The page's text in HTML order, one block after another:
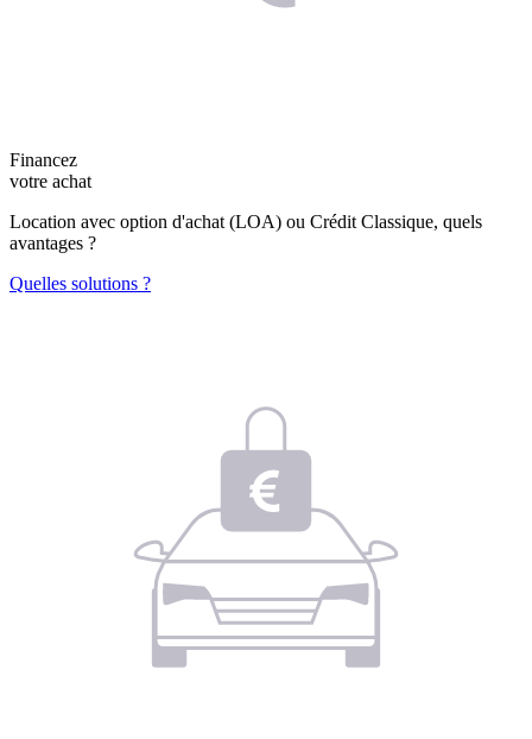
Financez
votre achat
Location avec option d'achat (LOA) ou Crédit Classique, quels
avantages ?
Quelles solutions ?